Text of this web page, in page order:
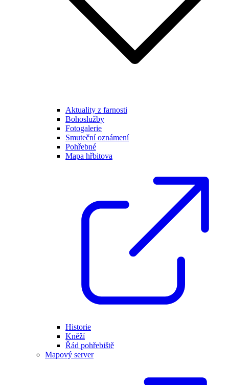
Aktuality z farnosti
Bohoslužby
Fotogalerie
Smuteční oznámení
Pohřebné
Mapa hřbitova
Historie
Kněží
Řád pohřebiště
Mapový server